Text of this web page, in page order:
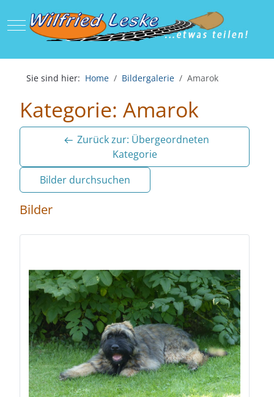
Mobile Menu Toggle
Sie sind hier: Home Bildergalerie Amarok
Kategorie: Amarok
Zurück zur: Übergeordneten
Kategorie
Bilder durchsuchen
Bilder